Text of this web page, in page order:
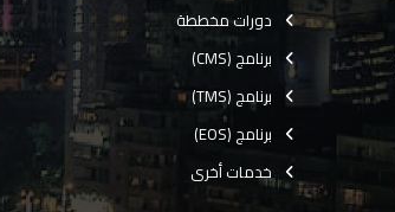
دورات مخططة
برنامج (CMS)
برنامج (TMS)
برنامج (EOS)
خدمات أخرى